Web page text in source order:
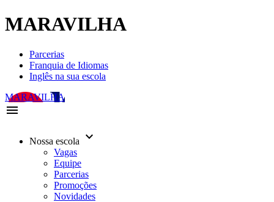
MARAVILHA
Parcerias
Franquia de Idiomas
Inglês na sua escola
MARAVILHA
menu
Nossa escola keyboard_arrow_down
Vagas
Equipe
Parcerias
Promoções
Novidades